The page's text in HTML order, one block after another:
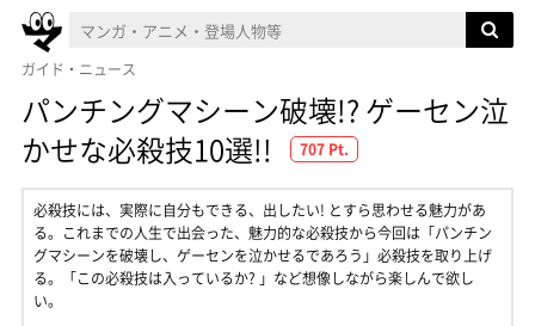
ガイド・ニュース
パンチングマシーン破壊!? ゲーセン泣
かせな必殺技10選!!
707 Pt.
必殺技には、実際に自分もできる、出したい! とすら思わせる魅力があ
る。これまでの人生で出会った、魅力的な必殺技から今回は「パンチン
グマシーンを破壊し、ゲーセンを泣かせるであろう」必殺技を取り上げ
る。「この必殺技は入っているか? 」など想像しながら楽しんで欲し
い。